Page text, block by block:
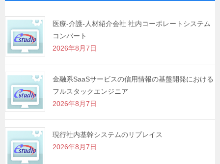
シ
ョ
ン
医療-介護-人材紹介会社 社内コーポレートシステム
コンバート
2026年8月7日
金融系SaaSサービスの信用情報の基盤開発における
フルスタックエンジニア
2026年8月7日
現行社内基幹システムのリプレイス
2026年8月7日